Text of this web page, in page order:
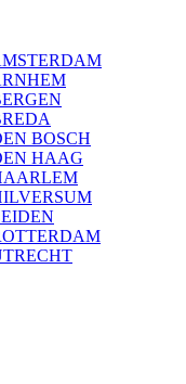
BOSCH
HAAG